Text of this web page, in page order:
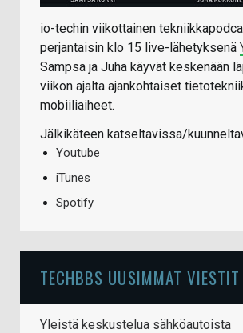
io-techin viikottainen
perjantaisin klo 15 live-lähetyksenä
Sampsa ja Juha käyvät keskenään
viikon ajalta ajankohtaiset
mobiiliaiheet.
Jälkikäteen katseltavissa/
Youtube
iTunes
Spotify
TECHBBS UUSIMMAT VIESTIT
Yleistä keskustelua sähköautoista